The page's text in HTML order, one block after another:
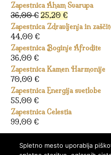
Zapestnica Aham Svarupa
36,00€ Izvirna
cena
bila:
25,20 €Trenutna
cena
25,20 €.
Zapestnica Zdravljenja in
44,00 €
Zapestnica Boginje Afrodite
36,00 €
Zapestnica Kamen Harmonije
70,00 €
Zapestnica Energija svetlobe
55,00 €
Zapestnica Celestia
99,00 €
Spletno mesto uporablja